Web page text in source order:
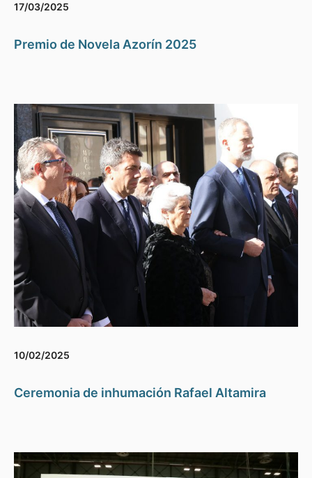
17/03/2025
Premio de Novela Azorín 2025
10/02/2025
Ceremonia de inhumación Rafael Altamira